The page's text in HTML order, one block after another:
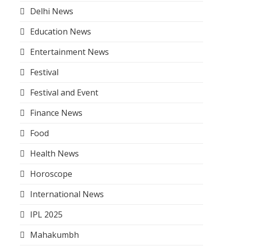
Delhi News
Education News
Entertainment News
Festival
Festival and Event
Finance News
Food
Health News
Horoscope
International News
IPL 2025
Mahakumbh